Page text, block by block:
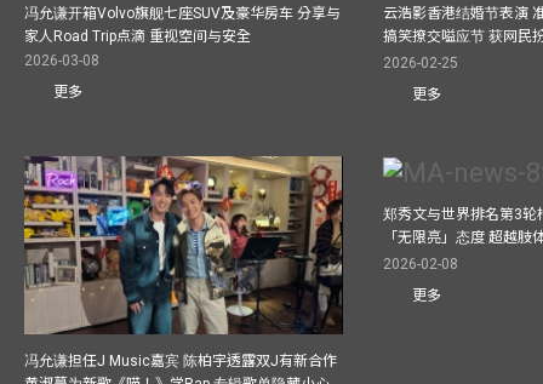
冯允谦开箱Volvo旗舰七座SUV及豪华房车 分享与
家人Road Trip点滴 重视空间与安全
2026-03-08
更多
云浩影香港结婚节表演
搞笑撩交嗌应节 获网民
2026-02-25
更多
冯允谦担任J Music嘉宾 陈柏宇透露双J有新合作
郑秀文与世界排名第3轮
「无限亮」态度 超越肢
2026-02-08
更多